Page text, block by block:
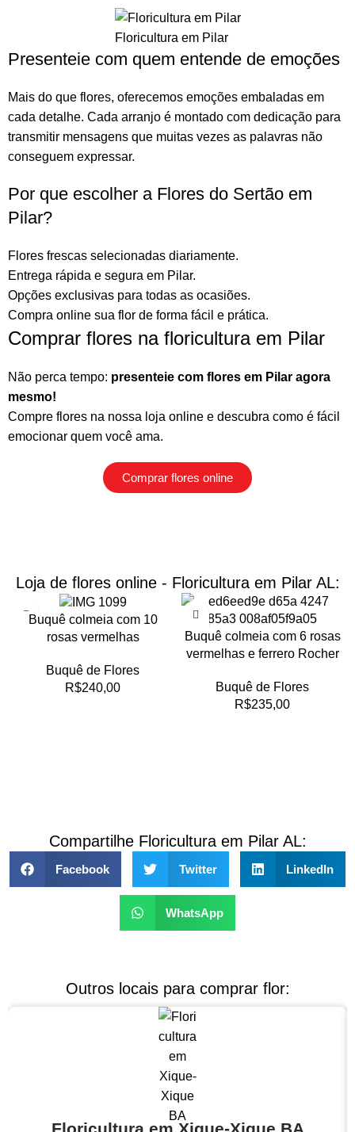
Floricultura em Pilar
Presenteie com quem entende de emoções
Mais do que flores, oferecemos emoções embaladas em
cada detalhe. Cada arranjo é montado com dedicação para
transmitir mensagens que muitas vezes as palavras não
conseguem expressar.
Por que escolher a Flores do Sertão em
Pilar?
Flores frescas selecionadas diariamente.
Entrega rápida e segura em Pilar.
Opções exclusivas para todas as ocasiões.
Compra online sua flor de forma fácil e prática.
Comprar flores na floricultura em Pilar
Não perca tempo: presenteie com flores em Pilar agora
mesmo!
Compre flores na nossa loja online e descubra como é fácil
emocionar quem você ama.
Comprar flores online
Loja de flores online - Floricultura em Pilar AL:
Buquê colmeia com 10
rosas vermelhas
Buquê de Flores
R$240,00
Buquê colmeia com 6 rosas
vermelhas e ferrero Rocher
Buquê de Flores
R$235,00
Compartilhe Floricultura em Pilar AL:
Facebook Twitter LinkedIn
WhatsApp
Outros locais para comprar flor: